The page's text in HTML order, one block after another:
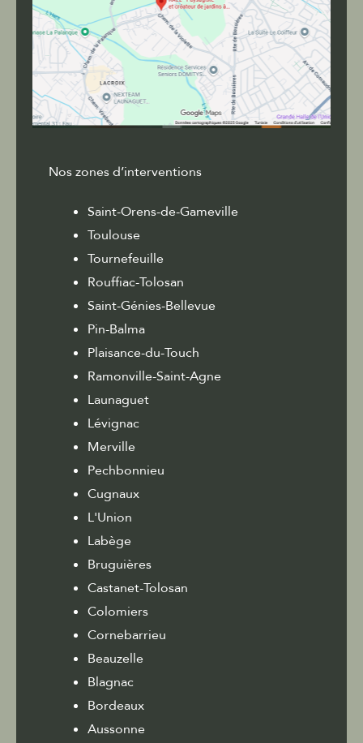
Nos zones d’interventions
Saint-Orens-de-Gameville
Toulouse
Tournefeuille
Rouffiac-Tolosan
Saint-Génies-Bellevue
Pin-Balma
Plaisance-du-Touch
Ramonville-Saint-Agne
Launaguet
Lévignac
Merville
Pechbonnieu
Cugnaux
L'Union
Labège
Bruguières
Castanet-Tolosan
Colomiers
Cornebarrieu
Beauzelle
Blagnac
Bordeaux
Aussonne